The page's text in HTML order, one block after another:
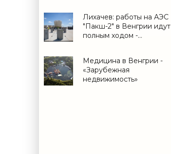
Лихачев: работы на АЭС
"Пакш-2" в Венгрии идут
полным ходом -
Медицина в Венгрии -
«Зарубежная
недвижимость»